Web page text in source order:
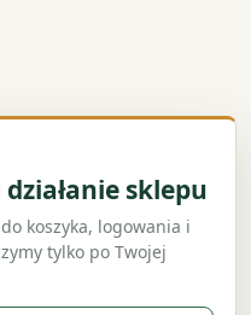
sklepu
koszyka, logowania i
tylko po Twojej